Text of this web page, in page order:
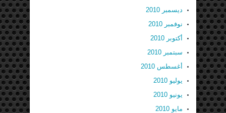
ديسمبر 2010
نوفمبر 2010
أكتوبر 2010
سبتمبر 2010
أغسطس 2010
يوليو 2010
يونيو 2010
مايو 2010